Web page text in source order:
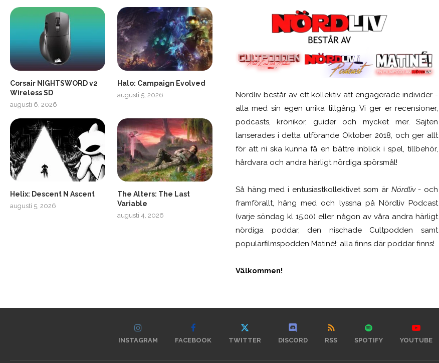
Corsair NIGHTSWORD v2
Wireless SD
augusti 6, 2026
Halo: Campaign Evolved
augusti 5, 2026
Helix: Descent N Ascent
augusti 5, 2026
The Alters: The Last
Variable
augusti 4, 2026
Nördliv består av ett kollektiv att engagerade individer -
alla med sin egen unika tillgång. Vi ger er recensioner,
podcasts, krönikor, guider och mycket mer. Sajten
lanserades i detta utförande Oktober 2018, och ger allt
för att ni ska kunna få en bättre inblick i spel, tillbehör,
hårdvara och andra härligt nördiga spörsmål!
Så häng med i entusiastkollektivet som är Nördliv- och
framförallt, häng med och lyssna på Nördliv Podcast
(varje söndag kl 15.00) eller någon av våra andra härligt
nördiga poddar, den nischade Cultpodden samt
populärfilmspodden Matiné!; alla finns där poddar finns!
Välkommen!
SCUF Gaming Omega
INSTAGRAM FACEBOOK TWITTER DISCORD RSS SPOTIFY YOUTUBE